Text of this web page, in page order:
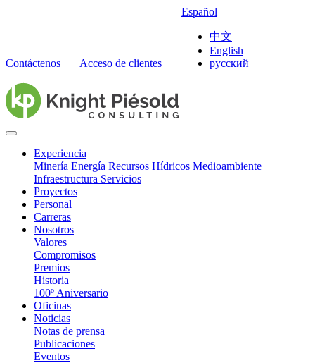
Contáctenos Acceso de clientes
Español
中文
English
русский
Experiencia
Minería Energía Recursos Hídricos Medioambiente
Infraestructura Servicios
Proyectos
Personal
Carreras
Nosotros
Valores
Compromisos
Premios
Historia
100º Aniversario
Oficinas
Noticias
Notas de prensa
Publicaciones
Eventos